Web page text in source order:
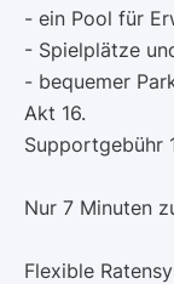
- ein Pool für
- Spielplätze
- bequemer
Akt 16.
Supportgebühr
Nur 7 Minuten
Flexible